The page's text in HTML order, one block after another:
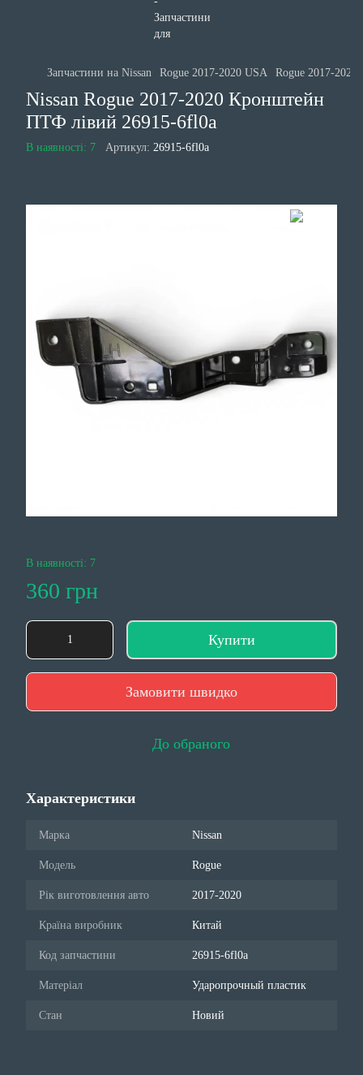
Запчастини на Nissan Rogue 2017-2020 USA Rogue 2017-2020
Nissan Rogue 2017-2020 Кронштейн
ПТФ лівий 26915-6fl0a
В наявності: 7 Артикул: 26915-6fl0a
В наявності: 7
360 грн
Купити
Замовити швидко
До обраного
Характеристики
Марка Nissan
Модель Rogue
Рік виготовлення авто 2017-2020
Країна виробник Китай
Код запчастини 26915-6fl0a
Матеріал Ударопрочный пластик
Стан Новий